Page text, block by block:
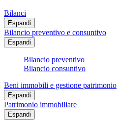
Bilanci
Espandi
Bilancio preventivo e consuntivo
Espandi
Bilancio preventivo
Bilancio consuntivo
Beni immobili e gestione patrimonio
Espandi
Patrimonio immobiliare
Espandi